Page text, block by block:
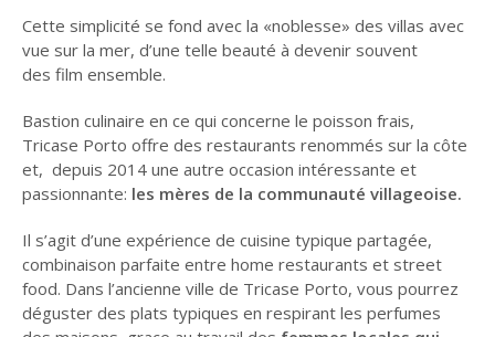
Cette simplicité se fond avec la «noblesse» des villas avec
vue sur la mer, d’une telle beauté à devenir souvent
des film ensemble.
Bastion culinaire en ce qui concerne le poisson frais,
Tricase Porto offre des restaurants renommés sur la côte
et, depuis 2014 une autre occasion intéressante et
passionnante: les mères de la communauté villageoise.
Il s’agit d’une expérience de cuisine typique partagée,
combinaison parfaite entre home restaurants et street
food. Dans l’ancienne ville de Tricase Porto, vous pourrez
déguster des plats typiques en respirant les perfumes